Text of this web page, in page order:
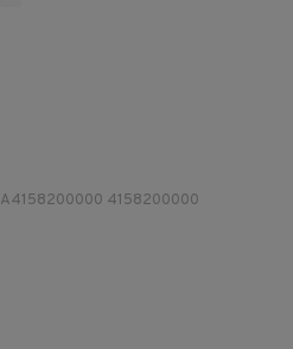
A4158200000 4158200000